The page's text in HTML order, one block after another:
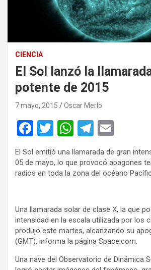
CIENCIA
El Sol lanzó la
potente de 2015
7 mayo, 2015 Oscar Merlo
F
ce
b
o
k
T
wi
tt
er
W
h
at
s
p
p
T
el
e
gr
m
ail
El Sol emitió una llamarada de gran
05 de mayo, lo que provocó apagones
radios en toda la zona del océano
Una llamarada solar de clase X, la que
intensidad en la escala utilizada por los
produjo este martes, alcanzando su
(GMT), informa la página Space.com.
Una nave del Observatorio de Dinámica